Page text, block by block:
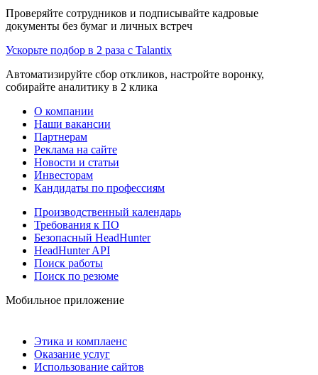
Проверяйте сотрудников и подписывайте кадровые
документы без бумаг и личных встреч
Ускорьте подбор в 2 раза с Talantix
Автоматизируйте сбор откликов, настройте воронку,
собирайте аналитику в 2 клика
О компании
Наши вакансии
Партнерам
Реклама на сайте
Новости и статьи
Инвесторам
Кандидаты по профессиям
Производственный календарь
Требования к ПО
Безопасный HeadHunter
HeadHunter API
Поиск работы
Поиск по резюме
Мобильное приложение
Этика и комплаенс
Оказание услуг
Использование сайтов